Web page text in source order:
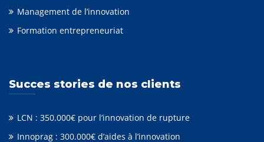
Management de l’innovation
Formation entrepreneuriat
Succes stories de nos clients
LCN : 350.000€ pour l’innovation de rupture
Innoprag : 300.000€ d’aides à l’innovation